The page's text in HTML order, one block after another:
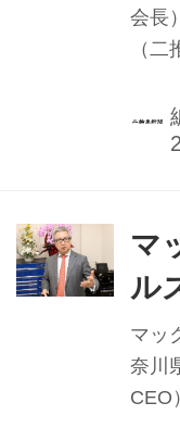
進を
二
件
会長
（
車
輪
マ
ル
ビ
ン
マッ
奈川
CEO